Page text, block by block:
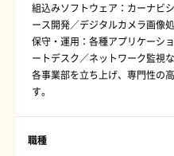
組込みソフトウェア：カーナビ
ース開発／デジタルカメラ画像
保守・運用：各種アプリケーシ
ートデスク／ネットワーク監視
各事業部を立ち上げ、専門性の
す。
職種